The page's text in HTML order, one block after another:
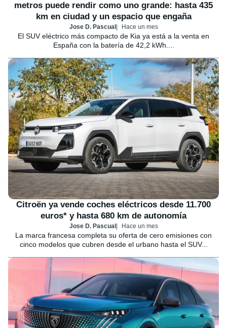
metros puede rendir como uno grande: hasta 435
km en ciudad y un espacio que engaña
Jose D. Pascual Hace un mes
El SUV eléctrico más compacto de Kia ya está a la venta en
España con la batería de 42,2 kWh....
Citroën ya vende coches eléctricos desde 11.700
euros* y hasta 680 km de autonomía
Jose D. Pascual Hace un mes
La marca francesa completa su oferta de cero emisiones con
cinco modelos que cubren desde el urbano hasta el SUV...